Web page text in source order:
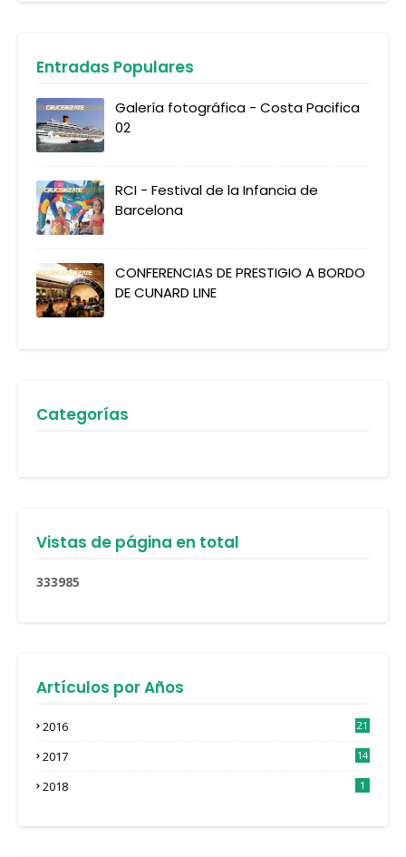
Entradas Populares
Galería fotográfica - Costa Pacifica
02
RCI - Festival de la Infancia de
Barcelona
CONFERENCIAS DE PRESTIGIO A BORDO
DE CUNARD LINE
Categorías
Vistas de página en total
333985
Artículos por Años
2016
21
2017
14
2018 1